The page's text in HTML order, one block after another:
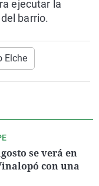
ejecutar la
barrio.
Elche
se verá en
con una